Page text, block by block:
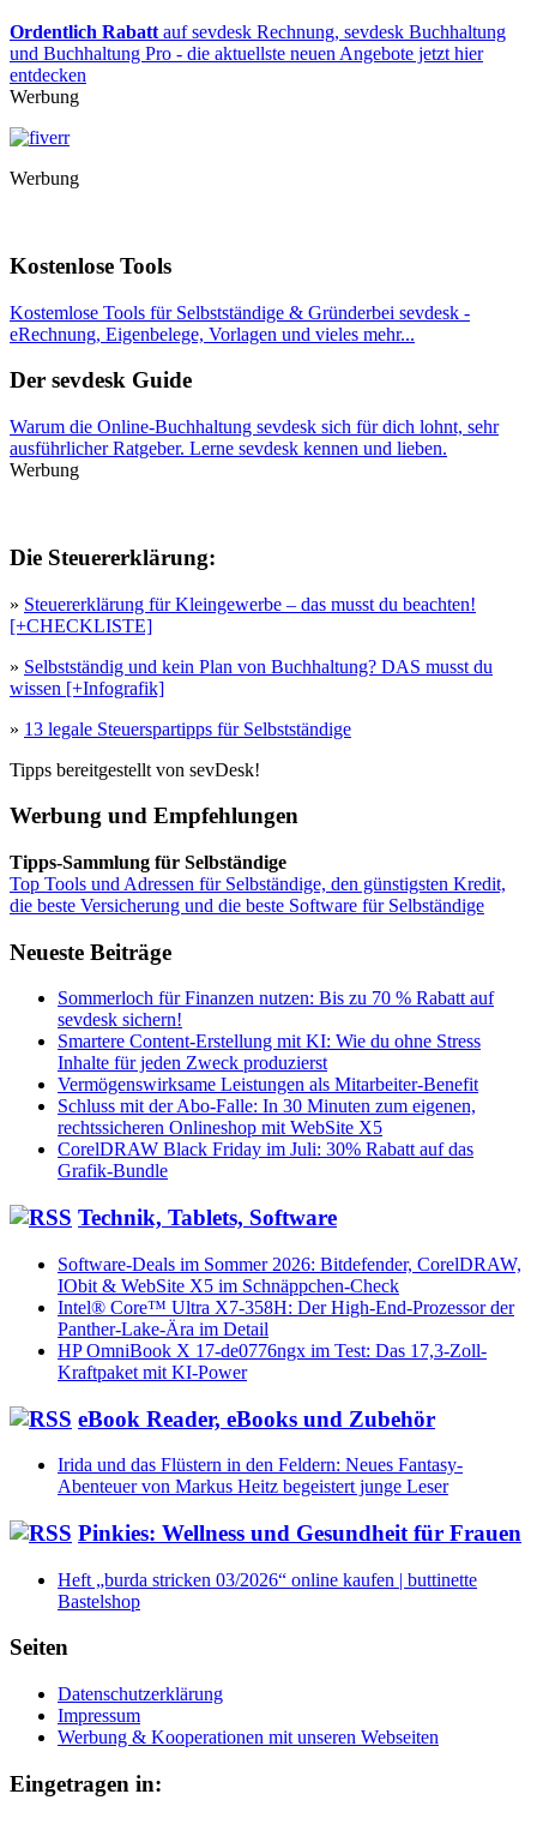
Ordentlich Rabatt auf sevdesk Rechnung, sevdesk Buchhaltung
und Buchhaltung Pro - die aktuellste neuen Angebote jetzt hier
entdecken
Werbung
Werbung
Kostenlose Tools
Kostemlose Tools für Selbstständige & Gründerbei sevdesk -
eRechnung, Eigenbelege, Vorlagen und vieles mehr...
Der sevdesk Guide
Warum die Online-Buchhaltung sevdesk sich für dich lohnt, sehr
ausführlicher Ratgeber. Lerne sevdesk kennen und lieben.
Werbung
Die Steuererklärung:
» Steuererklärung für Kleingewerbe – das musst du beachten!
[+CHECKLISTE]
» Selbstständig und kein Plan von Buchhaltung? DAS musst du
wissen [+Infografik]
» 13 legale Steuerspartipps für Selbstständige
Tipps bereitgestellt von sevDesk!
Werbung und Empfehlungen
Tipps-Sammlung für Selbständige
Top Tools und Adressen für Selbständige, den günstigsten Kredit,
die beste Versicherung und die beste Software für Selbständige
Neueste Beiträge
Sommerloch für Finanzen nutzen: Bis zu 70 % Rabatt auf
sevdesk sichern!
Smartere Content-Erstellung mit KI: Wie du ohne Stress
Inhalte für jeden Zweck produzierst
Vermögenswirksame Leistungen als Mitarbeiter-Benefit
Schluss mit der Abo-Falle: In 30 Minuten zum eigenen,
rechtssicheren Onlineshop mit WebSite X5
CorelDRAW Black Friday im Juli: 30% Rabatt auf das
Grafik-Bundle
Technik, Tablets, Software
Software-Deals im Sommer 2026: Bitdefender, CorelDRAW,
IObit & WebSite X5 im Schnäppchen-Check
Intel® Core™ Ultra X7-358H: Der High-End-Prozessor der
Panther-Lake-Ära im Detail
HP OmniBook X 17-de0776ngx im Test: Das 17,3-Zoll-
Kraftpaket mit KI-Power
eBook Reader, eBooks und Zubehör
Irida und das Flüstern in den Feldern: Neues Fantasy-
Abenteuer von Markus Heitz begeistert junge Leser
Pinkies: Wellness und Gesundheit für Frauen
Heft „burda stricken 03/2026“ online kaufen | buttinette
Bastelshop
Seiten
Datenschutzerklärung
Impressum
Werbung & Kooperationen mit unseren Webseiten
Eingetragen in: